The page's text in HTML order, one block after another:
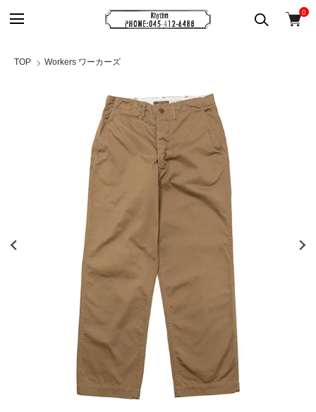
0
TOP Workers ワーカーズ